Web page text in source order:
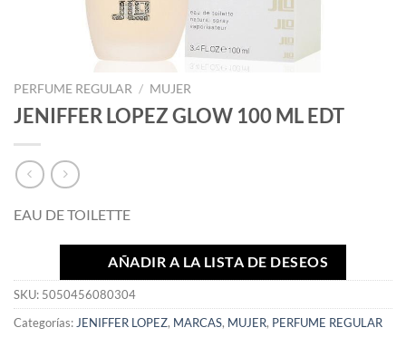
PERFUME REGULAR / MUJER
JENIFFER LOPEZ GLOW 100 ML EDT
EAU DE TOILETTE
AÑADIR A LA LISTA DE DESEOS
SKU: 5050456080304
Categorías:JENIFFER LOPEZ, MARCAS, MUJER, PERFUME REGULAR